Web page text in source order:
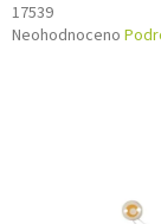
17539
Průměrné
Neohodnoceno